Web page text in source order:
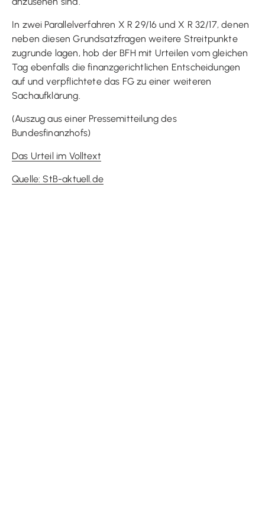
In zwei Parallelverfahren X R 29/16 und X R 32/17, denen
neben diesen Grundsatzfragen weitere Streitpunkte
zugrunde lagen, hob der BFH mit Urteilen vom gleichen
Tag ebenfalls die finanzgerichtlichen Entscheidungen
auf und verpflichtete das FG zu einer weiteren
Sachaufklärung.
(Auszug aus einer Pressemitteilung des
Bundesfinanzhofs)
Das Urteil im Volltext
Quelle: StB-aktuell.de